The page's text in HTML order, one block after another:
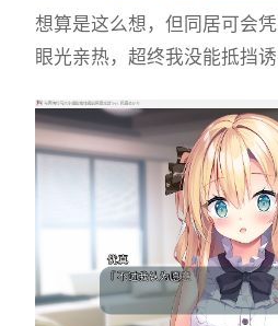
想算是这么想，但同居可会
眼光亲热，超终我没能抵挡诱